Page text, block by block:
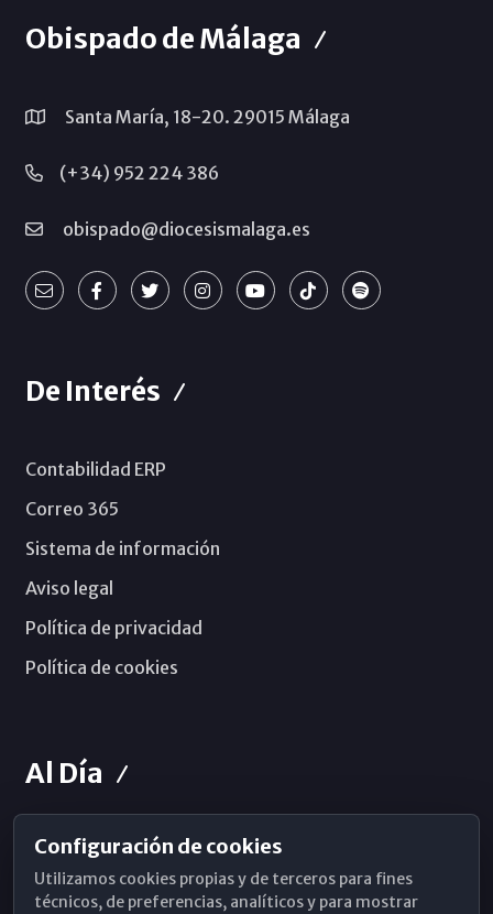
Obispado de Málaga
Santa María, 18-20. 29015 Málaga
(+34) 952 224 386
obispado@diocesismalaga.es
De Interés
Contabilidad ERP
Correo 365
Sistema de información
Aviso legal
Política de privacidad
Política de cookies
Al Día
Horarios de Misa
Hemeroteca
Configuración de cookies
Utilizamos cookies propias y de terceros para fines
técnicos, de preferencias, analíticos y para mostrar